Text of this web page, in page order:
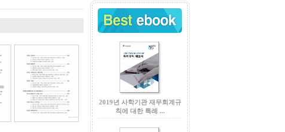
2019년 사학기관 재무회계규
칙에 대한 특례 ...